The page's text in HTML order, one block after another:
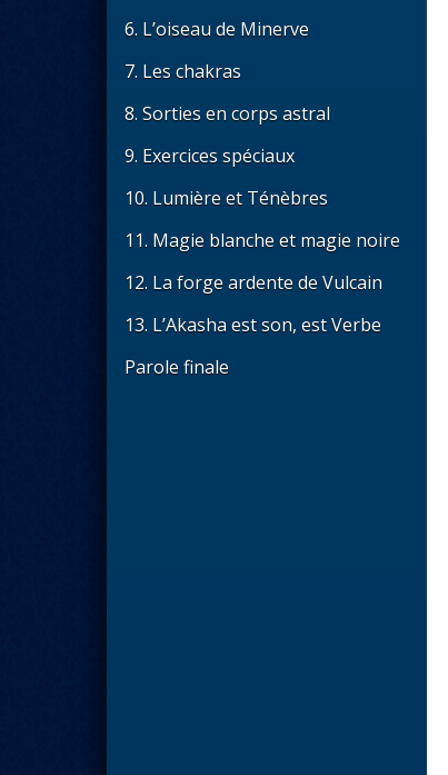
6. L’oiseau de Minerve
7. Les chakras
8. Sorties en corps astral
9. Exercices spéciaux
10. Lumière et Ténèbres
11. Magie blanche et magie noire
12. La forge ardente de Vulcain
13. L’Akasha est son, est Verbe
Parole finale